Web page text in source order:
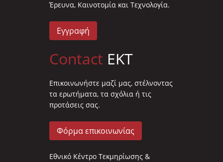
Έρευνα, Καινοτομία και Τεχνολογία.
Εγγραφή
Contact EKT
Επικοινωνήστε μαζί μας, στέλνοντας
τα ερωτήματα, τα σχόλια ή τις
προτάσεις σας.
Φόρμα επικοινωνίας
Εθνικό Κέντρο Τεκμηρίωσης &